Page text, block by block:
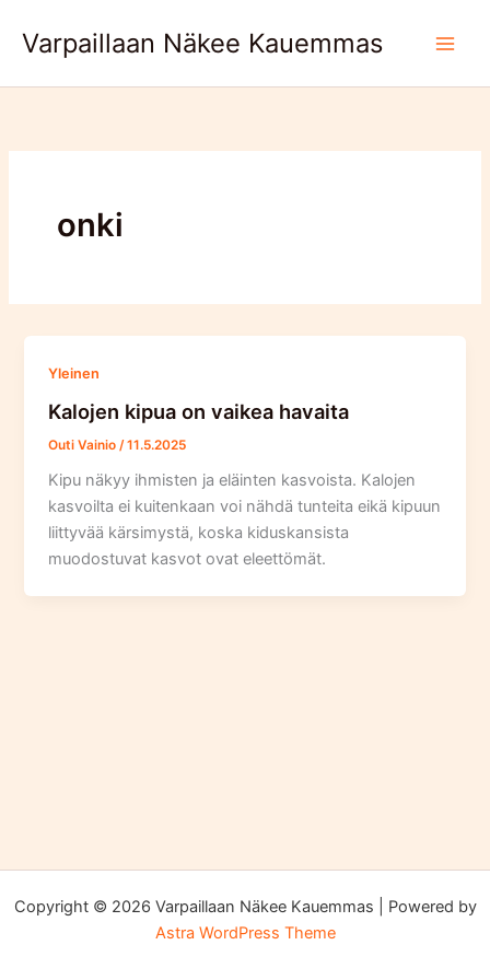
Varpaillaan Näkee Kauemmas
onki
Yleinen
Kalojen kipua on vaikea havaita
Outi Vainio /11.5.2025
Kipu näkyy ihmisten ja eläinten kasvoista. Kalojen
kasvoilta ei kuitenkaan voi nähdä tunteita eikä kipuun
liittyvää kärsimystä, koska kiduskansista
muodostuvat kasvot ovat eleettömät.
Copyright © 2026 Varpaillaan Näkee Kauemmas | Powered by
Astra WordPress Theme